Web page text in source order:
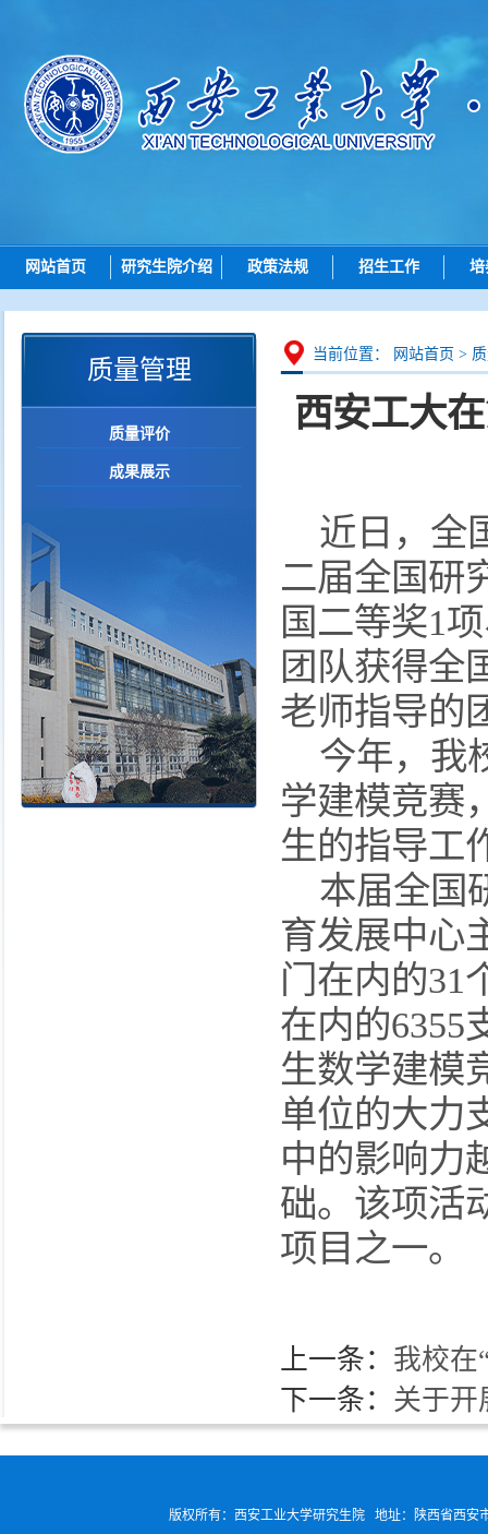
网站首页 研究生院介绍
研究生院简介
岗位职责
政策法规
总则
招生
培养
学位
招生工作
招生动态
博士招生
硕士招生
导师查询
培
研
质量管理
质量评价
成果展示
当前位置： 网站首页 >
西安工大
近日，全
二届全国研
国二等奖1
团队获得全
老师指导的
今年，我
学建模竞赛
生的指导工
本届全国
育发展中心
门在内的31
在内的6355
生数学建模
单位的大力
中的影响力
础。该项活
项目之一。
上一条： 我校在
下一条： 关于开
版权所有：西安工业大学研究生院 地址：陕西省西安